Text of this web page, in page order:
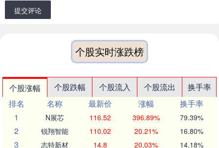
提交评论
个股实时涨跌榜
个股涨幅 个股跌幅 个股流入 个股流出
换手率
排名
名称 最新价 涨幅
换手率
1
N展芯 116.52 396.89% 79.39%
2 锐翔智能 110.02 20.21% 16.80%
3 志特新材 14.8 20.03% 14.18%